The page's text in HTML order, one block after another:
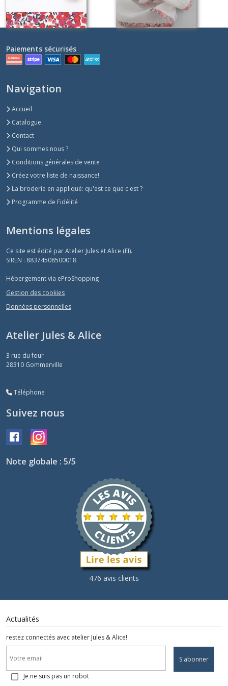
Paiements sécurisés
Navigation
Accueil
Catalogue
Contact
Qui sommes nous ?
Conditions générales de vente
Créez votre liste de naissance!
La broderie en appliqué: qu'est ce que c'est ?
Programme de Fidélité
Mentions légales
Ce site est édité par Atelier Jules et Alice (EI).
SIREN : 88374508500018
Hébergement via eProShopping
Gestion des cookies
Données personnelles
Atelier Jules & Alice
3 rue du four
28310 Gommerville
Téléphone
Suivez nous
Note globale : 5/5
476 avis clients
Actualités
restez connectés avec atelier Jules & Alice!
S'abonner
Je ne suis pas un robot